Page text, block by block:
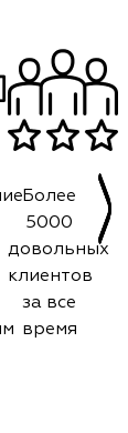
Более
5000
довольных
клиентов
за все
время